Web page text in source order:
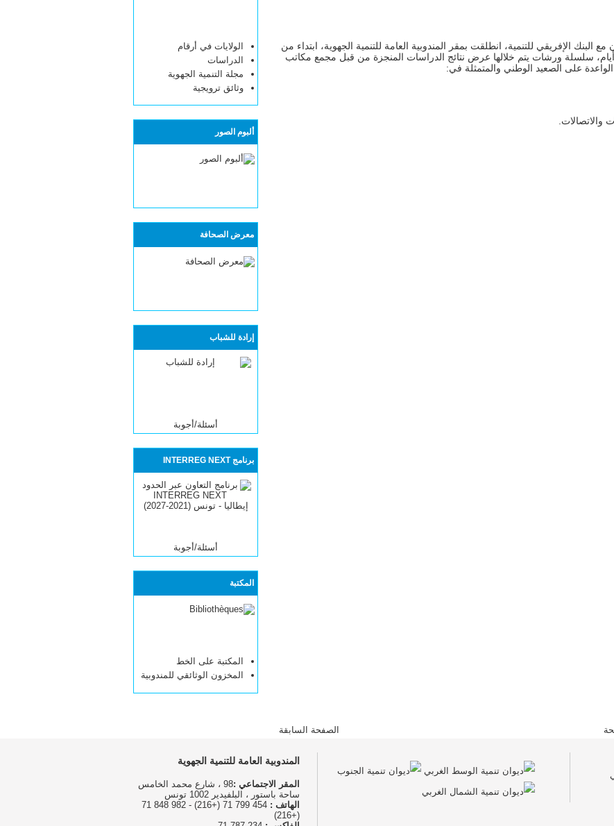
الولايات في أرقام
الدراسات
مجلة التنمية الجهوية
وثائق ترويجية
ألبوم الصور
معرض الصحافة
إرادة للشباب
أسئلة/أجوبة
برنامج INTERREG NEXT
أسئلة/أجوبة
المكتبة
المكتبة على الخط
المخزون الوثائقي للمندوبية
البنك الإفريقي للتنمية، انطلقت بمقر المندوبية العامة للتنمية الجهوية، ابتداء من
وعلى امتداد أربعة أيام، سلسلة ورشات يتم خلالها عرض نتائج الدراسات المنجزة من قبل مجمع مكاتب
على الصعيد الوطني والمتمثلة في:
والاتصالات.
الصفحة السابقة
المندوبية العامة للتنمية الجهوية
المقر الاجتماعي :
98 ، شارع محمد الخامس
ساحة باستور ، البلفيدير 1002 تونس
الهاتف :
454 799 71 (+216) - 982 848 71
(+216)